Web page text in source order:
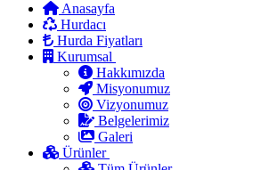
Anasayfa
Hurdacı
Hurda Fiyatları
Kurumsal
Hakkımızda
Misyonumuz
Vizyonumuz
Belgelerimiz
Galeri
Ürünler